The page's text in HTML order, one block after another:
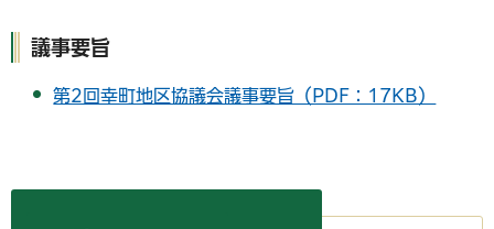
議事要旨
第2回幸町地区協議会議事要旨（PDF：17KB）